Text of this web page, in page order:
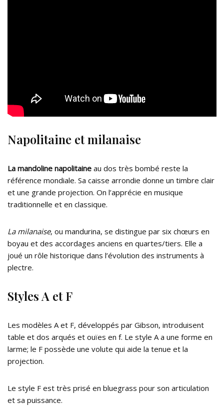
Napolitaine et milanaise
La mandoline napolitaine au dos très bombé reste la
référence mondiale. Sa caisse arrondie donne un timbre clair
et une grande projection. On l’apprécie en musique
traditionnelle et en classique.
La milanaise, ou mandurina, se distingue par six chœurs en
boyau et des accordages anciens en quartes/tiers. Elle a
joué un rôle historique dans l’évolution des instruments à
plectre.
Styles A et F
Les modèles A et F, développés par Gibson, introduisent
table et dos arqués et ouïes en f. Le style A a une forme en
larme; le F possède une volute qui aide la tenue et la
projection.
Le style F est très prisé en bluegrass pour son articulation
et sa puissance.